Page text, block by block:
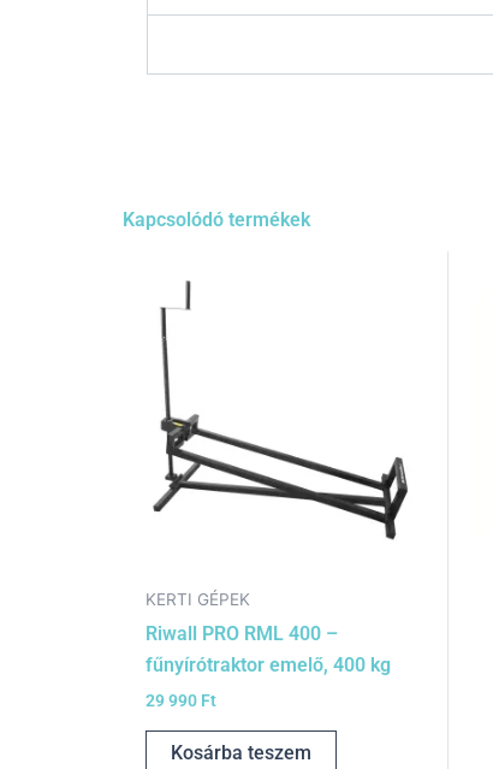
Kapcsolódó termékek
KERTI GÉPEK
Riwall PRO RML 400 –
fűnyírótraktor emelő, 400 kg
29 990 Ft
Kosárba teszem